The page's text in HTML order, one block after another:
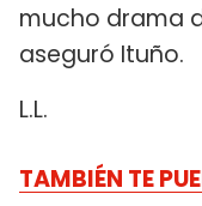
mucho drama
aseguró Ituño.
L.L.
TAMBIÉN TE